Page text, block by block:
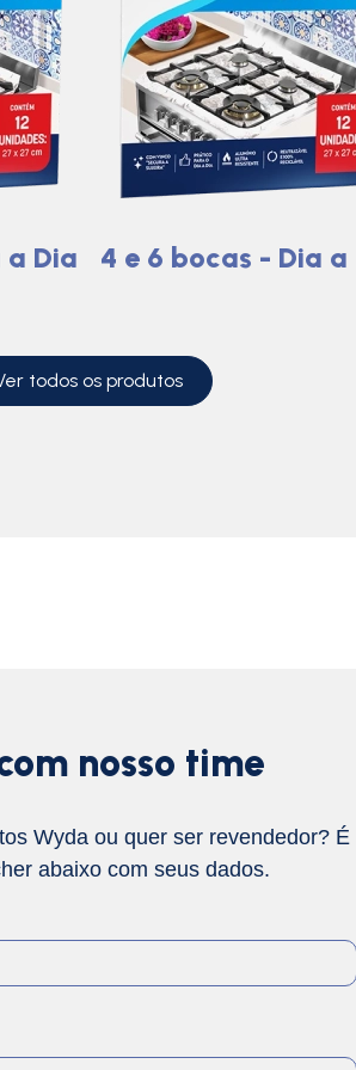
a Dia 4 e 6 bocas - Dia a
todos os produtos
nosso time
Wyda ou quer ser revendedor? É
abaixo com seus dados.